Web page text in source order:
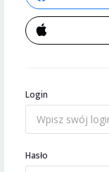
Login
Hasło